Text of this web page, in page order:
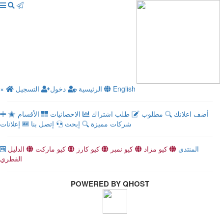
× الرئيسية دخول التسجيل English
أضف اعلانك مطلوب طلب اشتراك الاحصائيات
الأقسام
شركات مميزة
إبحث إتصل بنا إعلانات
المنتدى كيو مزاد كيو نمبر كيو كارز كيو ماركت
الدليل
القطري
POWERED BY QHOST